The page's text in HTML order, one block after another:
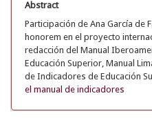
Abstract
Participación de Ana García de
honorem en el proyecto
redacción del Manual
Educación Superior, Manual
de Indicadores de Educación
el manual de indicadores